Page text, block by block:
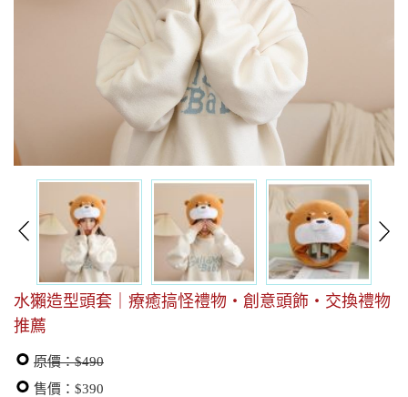
水獺造型頭套｜療癒搞怪禮物・創意頭飾・交換禮物
推薦
原價：$490
售價：$390